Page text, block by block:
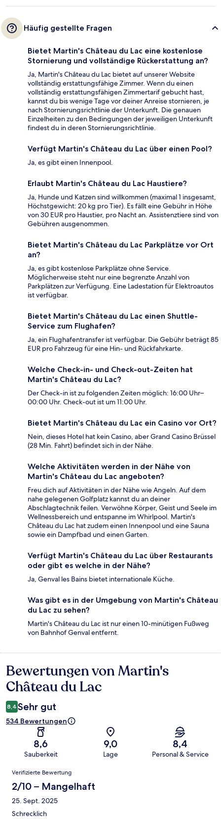
Häufig gestellte Fragen
Bietet Martin's Château du Lac eine kostenlose
Stornierung und vollständige Rückerstattung an?
Ja, Martin's Château du Lac bietet auf unserer Website
vollständig erstattungsfähige Zimmer. Wenn du einen
vollständig erstattungsfähigen Zimmertarif gebucht hast,
kannst du bis wenige Tage vor deiner Anreise stornieren, je
nach Stornierungsrichtlinie der Unterkunft. Die genauen
Einzelheiten zu den Bedingungen der jeweiligen Unterkunft
findest du in deren Stornierungsrichtlinie.
Verfügt Martin's Château du Lac über einen Pool?
Ja, es gibt einen Innenpool.
Erlaubt Martin's Château du Lac Haustiere?
Ja, Hunde und Katzen sind willkommen (maximal 1 insgesamt,
Höchstgewicht: 20 kg pro Tier). Es fällt eine Gebühr in Höhe
von 30 EUR pro Haustier, pro Nacht an. Assistenztiere sind von
Gebühren ausgenommen.
Bietet Martin's Château du Lac Parkplätze vor Ort
an?
Ja, es gibt kostenlose Parkplätze ohne Service.
Möglicherweise steht nur eine begrenzte Anzahl von
Parkplätzen zur Verfügung. Eine Ladestation für Elektroautos
ist verfügbar.
Bietet Martin's Château du Lac einen Shuttle-
Service zum Flughafen?
Ja, ein Flughafentransfer ist verfügbar. Die Gebühr beträgt 85
EUR pro Fahrzeug für eine Hin- und Rückfahrkarte.
Welche Check-in- und Check-out-Zeiten hat
Martin's Château du Lac?
Der Check-in ist zu folgenden Zeiten möglich: 16:00 Uhr–
00:00 Uhr. Check-out ist um 11:00 Uhr.
Bietet Martin's Château du Lac ein Casino vor Ort?
Nein, dieses Hotel hat kein Casino, aber Grand Casino Brüssel
(28 Min. Fahrt) befindet sich in der Nähe.
Welche Aktivitäten werden in der Nähe von
Martin's Château du Lac angeboten?
Freu dich auf Aktivitäten in der Nähe wie Angeln. Auf dem
nahe gelegenen Golfplatz kannst du an deiner
Abschlagtechnik feilen. Verwöhne Körper, Geist und Seele im
Wellnessbereich und entspanne im Whirlpool. Martin's
Château du Lac hat zudem einen Innenpool und eine Sauna
sowie ein Dampfbad und einen Garten.
Verfügt Martin's Château du Lac über Restaurants
oder gibt es welche in der Nähe?
Ja, Genval les Bains bietet internationale Küche.
Was gibt es in der Umgebung von Martin's Château
du Lac zu sehen?
Martin's Château du Lac ist nur einen 10-minütigen Fußweg
von Bahnhof Genval entfernt.
Bewertungen
Bewertungen von Martin's
Château du Lac
8,4 Sehr gut
534 Bewertungen
8,6
Sauberkeit
9,0
Lage
8,4
Personal & Service
Bewertungen
Verifizierte Bewertung
2/10 – Mangelhaft
25. Sept. 2025
Schrecklich